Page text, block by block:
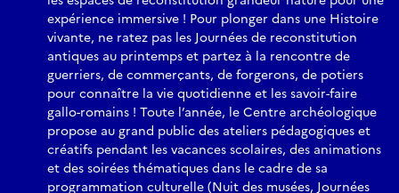
expérience immersive ! Pour plonger dans une Histoire
vivante, ne ratez pas les Journées de reconstitution
antiques au printemps et partez à la rencontre de
guerriers, de commerçants, de forgerons, de potiers
pour connaître la vie quotidienne et les savoir-faire
gallo-romains ! Toute l’année, le Centre archéologique
propose au grand public des ateliers pédagogiques et
créatifs pendant les vacances scolaires, des animations
et des soirées thématiques dans le cadre de sa
programmation culturelle (Nuit des musées, Journées